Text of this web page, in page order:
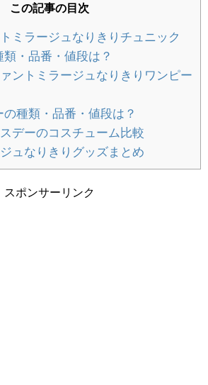
寄りパーティー簡単レシピ公開！ママ
リットとデメリットをレビュー
は名前旗で解決しました！
この記事の目次
ミラージュなりきりチュニック
・品番・値段は？
ントミラージュなりきりワンピー
種類・品番・値段は？
デーのコスチューム比較
ュなりきりグッズまとめ
スポンサーリンク